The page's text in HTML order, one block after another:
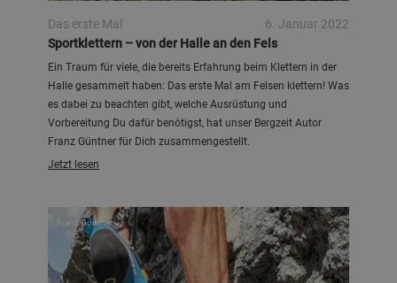
Das erste Mal
6. Januar 2022
Sportklettern – von der Halle an den Fels
Ein Traum für viele, die bereits Erfahrung beim Klettern in der
Halle gesammelt haben: Das erste Mal am Felsen klettern! Was
es dabei zu beachten gibt, welche Ausrüstung und
Vorbereitung Du dafür benötigst, hat unser Bergzeit Autor
Franz Güntner für Dich zusammengestellt.
Jetzt lesen
Franz Güntner